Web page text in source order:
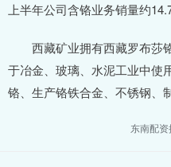
上半年公司含铬业务销量约
西藏矿业拥有西藏罗布莎
于冶金、玻璃、水泥工业中使
铬、生产铬铁合金、不锈钢、
东南配资